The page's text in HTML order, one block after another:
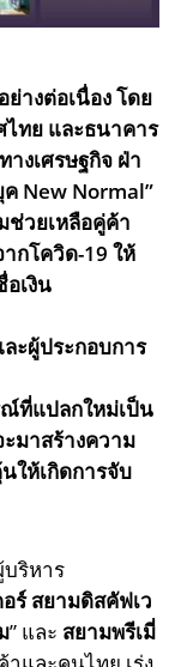
างต่อเนื่องโดย
ไทย และธนาคาร
งเศรษฐกิจ ฝ่า
ค New Normal”
ช่วยเหลือคู่ค้า
กโควิด-19 ให้
เงิน
ะผู้ประกอบการ
ที่แปลกใหม่เป็น
มาสร้างความ
ให้เกิดการจับ
บริหาร
ร์ สยามดิสคัฟเว
” และ สยามพรีเมี่